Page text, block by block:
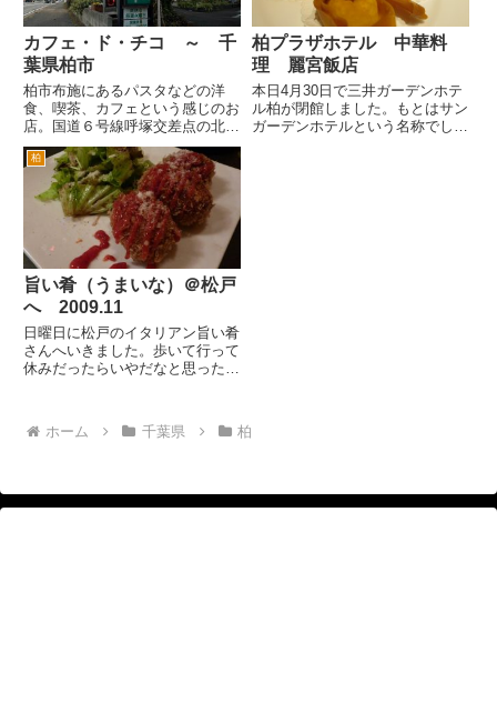
カフェ・ド・チコ ～ 千
葉県柏市
柏市布施にあるパスタなどの洋
食、喫茶、カフェという感じのお
店。国道６号線呼塚交差点の北柏
より下り車線から北柏、新大利根
有料道路へ抜ける道をまっすぐ。
または、国道６号から大室、花野
井方面へ。いずれも布施入口交差
点（根戸交差点とも表示してあ
柏プラザホテル 中華料
理 麗宮飯店
本日4月30日で三井ガーデンホテ
ル柏が閉館しました。もとはサン
ガーデンホテルという名称でし
柏
旨い肴（うまいな）＠松戸
へ 2009.11
日曜日に松戸のイタリアン旨い肴
さんへいきました。歩いて行って
休みだったらいやだなと思った
らだけ。 とりあえず生ビール
を！こちらでは、ハートランド。
ホーム 千葉県 柏